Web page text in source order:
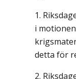
i
detta för